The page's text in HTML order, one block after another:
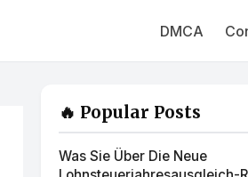
DMCA
🔥 Popular Posts
Was Sie Über Die Neue